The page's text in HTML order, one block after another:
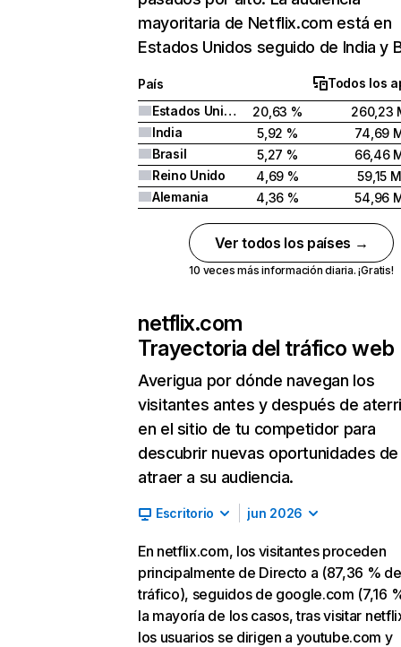
mayoritaria de Netflix.com está en
Estados Unidos seguido de India y
País
Todos los
Estados Unidos
20,63 %
260,23
India
5,92 %
74,69
Brasil
5,27 %
66,46
Reino Unido
4,69 %
59,15 M
Alemania
4,36 % 54,96
Ver todos los países →
10 veces más información diaria. ¡Gratis!
netflix.com
Trayectoria del tráfico web
Averigua por dónde navegan los
visitantes antes y después de
en el sitio de tu competidor para
descubrir nuevas oportunidades de
atraer a su audiencia.
Escritorio jun 2026
En netflix.com, los visitantes proceden
principalmente de Directo a (87,36 % de
tráfico), seguidos de google.com (7,16
la mayoría de los casos, tras visitar
los usuarios se dirigen a youtube.com y